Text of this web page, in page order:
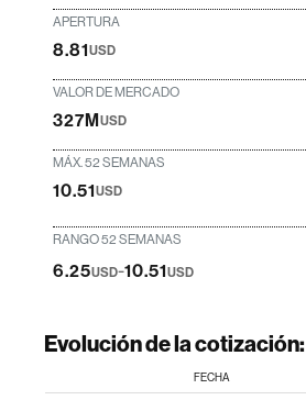
APERTURA
8.81USD
VALOR DE MERCADO
327MUSD
MÁX. 52 SEMANAS
10.51USD
RANGO 52 SEMANAS
6.25USD-10.51USD
Evolución de la cotización:
FECHA